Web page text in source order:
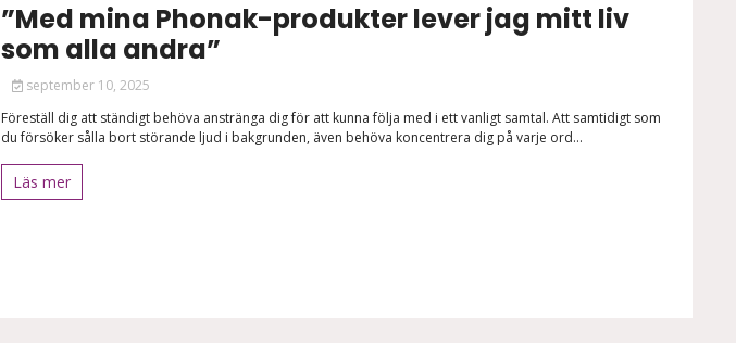
”Med mina Phonak-produkter lever jag mitt liv
som alla andra”
september 10, 2025
Föreställ dig att ständigt behöva anstränga dig för att kunna följa med i ett vanligt samtal. Att samtidigt som
du försöker sålla bort störande ljud i bakgrunden, även behöva koncentrera dig på varje ord...
Läs mer